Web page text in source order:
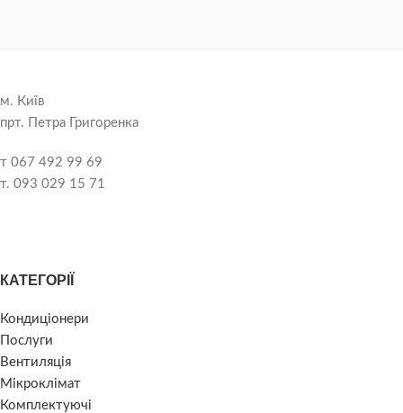
м. Київ
прт. Петра Григоренка
т 067 492 99 69
т. 093 029 15 71
КАТЕГОРІЇ
Кондиціонери
Послуги
Вентиляція
Мікроклімат
Комплектуючі